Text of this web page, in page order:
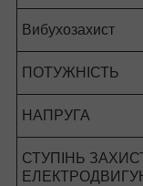
Вибухозахист
ПОТУЖНІСТЬ
НАПРУГА
СТУПІНЬ